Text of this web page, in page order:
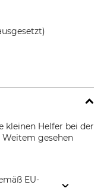
kleinen Helfer bei der
gesehen
EU-